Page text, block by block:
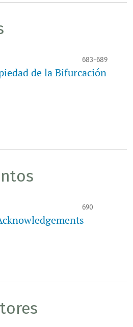
683-689
de la Bifurcación
690